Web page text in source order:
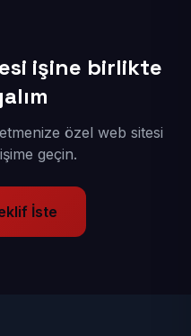
işine birlikte
özel web sitesi
geçin.
İste